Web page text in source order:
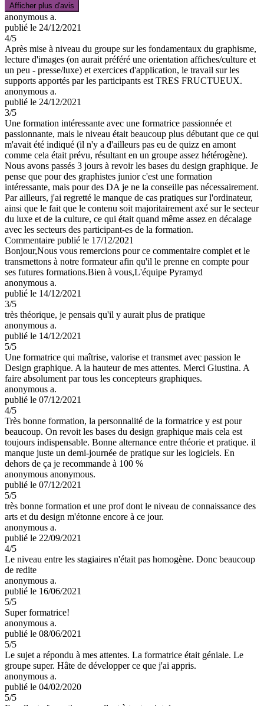
Afficher plus d'avis
anonymous a.
publié le 24/12/2021
4/5
Après mise à niveau du groupe sur les fondamentaux du graphisme,
lecture d'images (on aurait préféré une orientation affiches/culture et
un peu - presse/luxe) et exercices d'application, le travail sur les
supports apportés par les participants est TRES FRUCTUEUX.
anonymous a.
publié le 24/12/2021
3/5
Une formation intéressante avec une formatrice passionnée et
passionnante, mais le niveau était beaucoup plus débutant que ce qui
m'avait été indiqué (il n'y a d'ailleurs pas eu de quizz en amont
comme cela était prévu, résultant en un groupe assez hétérogène).
Nous avons passés 3 jours à revoir les bases du design graphique. Je
pense que pour des graphistes junior c'est une formation
intéressante, mais pour des DA je ne la conseille pas nécessairement.
Par ailleurs, j'ai regretté le manque de cas pratiques sur l'ordinateur,
ainsi que le fait que le contenu soit majoritairement axé sur le secteur
du luxe et de la culture, ce qui était quand même assez en décalage
avec les secteurs des participant-es de la formation.
Commentaire publié le 17/12/2021
Bonjour,Nous vous remercions pour ce commentaire complet et le
transmettons à notre formateur afin qu'il le prenne en compte pour
ses futures formations.Bien à vous,L'équipe Pyramyd
anonymous a.
publié le 14/12/2021
3/5
très théorique, je pensais qu'il y aurait plus de pratique
anonymous a.
publié le 14/12/2021
5/5
Une formatrice qui maîtrise, valorise et transmet avec passion le
Design graphique. A la hauteur de mes attentes. Merci Giustina. A
faire absolument par tous les concepteurs graphiques.
anonymous a.
publié le 07/12/2021
4/5
Très bonne formation, la personnalité de la formatrice y est pour
beaucoup. On revoit les bases du design graphique mais cela est
toujours indispensable. Bonne alternance entre théorie et pratique. il
manque juste un demi-journée de pratique sur les logiciels. En
dehors de ça je recommande à 100 %
anonymous anonymous.
publié le 07/12/2021
5/5
très bonne formation et une prof dont le niveau de connaissance des
arts et du design m'étonne encore à ce jour.
anonymous a.
publié le 22/09/2021
4/5
Le niveau entre les stagiaires n'était pas homogène. Donc beaucoup
de redite
anonymous a.
publié le 16/06/2021
5/5
Super formatrice!
anonymous a.
publié le 08/06/2021
5/5
Le sujet a répondu à mes attentes. La formatrice était géniale. Le
groupe super. Hâte de développer ce que j'ai appris.
anonymous a.
publié le 04/02/2020
5/5